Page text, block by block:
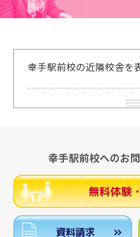
幸手駅前校の近隣校舎を
幸手駅前校へのお
無料体験
資料請求